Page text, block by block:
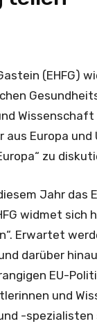
(EHFG)
Europa
zu
Jahr das
widmet sich
Erwartet
darüber
EU-
und
-